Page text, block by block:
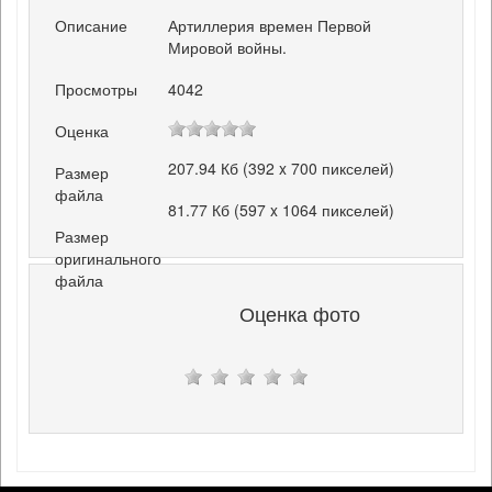
Описание
Артиллерия времен Первой
Мировой войны.
Просмотры
4042
Оценка
Размер
файла
207.94 Кб (392 x 700 пикселей)
Размер
оригинального
файла
81.77 Кб (597 x 1064 пикселей)
Оценка фото